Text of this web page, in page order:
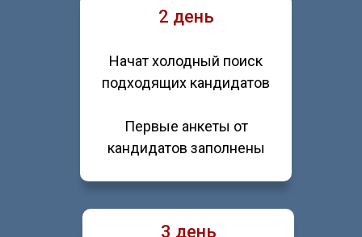
2 день
Начат холодный поиск
подходящих кандидатов
Первые анкеты от
кандидатов заполнены
3 день